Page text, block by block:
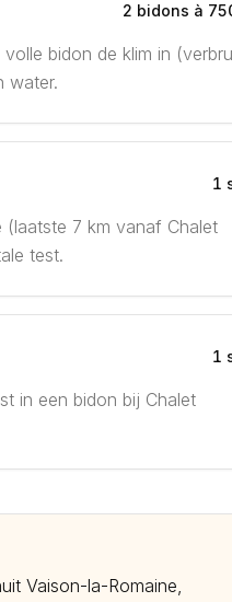
2 bidons à
bidon de klim in
water.
1
7 km vanaf Chalet
test.
1
in een bidon bij Chalet
Vaison-la-Romaine,